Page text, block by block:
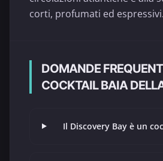
corti, profumati ed espressivi.
DOMANDE
COCKTAIL BAIA
Il Discovery Bay è un